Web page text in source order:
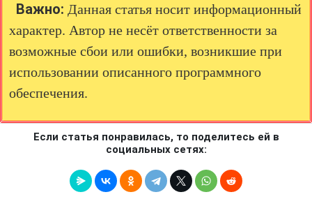
Важно: Данная статья носит информационный
характер. Автор не несёт ответственности за
возможные сбои или ошибки, возникшие при
использовании описанного программного
обеспечения.
Если статья понравилась, то поделитесь ей в
социальных сетях: